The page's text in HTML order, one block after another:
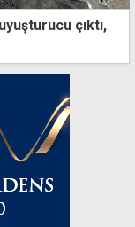
çıktı,